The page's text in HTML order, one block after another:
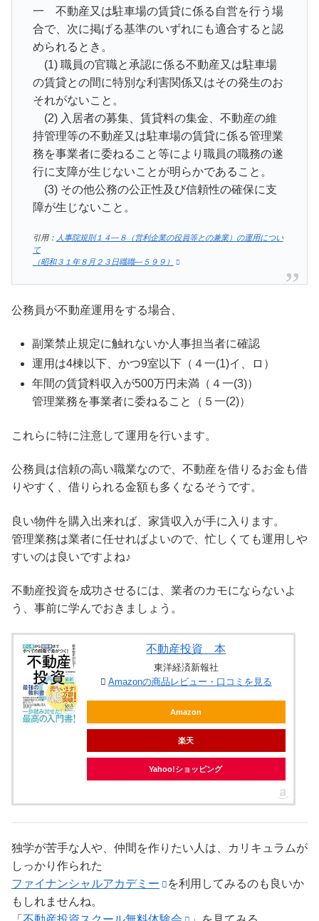
一 不動産又は駐車場の賃貸に係る自営を行う場
合で、次に掲げる基準のいずれにも適合すると認
められるとき。
(1) 職員の官職と承認に係る不動産又は駐車場
の賃貸との間に特別な利害関係又はその発生のお
それがないこと。
(2) 入居者の募集、賃貸料の集金、不動産の維
持管理等の不動産又は駐車場の賃貸に係る管理業
務を事業者に委ねること等により職員の職務の遂
行に支障が生じないことが明らかであること。
(3) その他公務の公正性及び信頼性の確保に支
障が生じないこと。
引用： 人事院規則１４―８（営利企業の役員等との兼業）の運用につい
て
（昭和３１年８月２３日職職―５９９）
公務員が不動産運用をする場合、
副業禁止規定に触れないか人事担当者に確認
運用は4棟以下、かつ9室以下（４一(1)イ、ロ）
年間の賃貸料収入が500万円未満（４一(3)）
管理業務を事業者に委ねること（５一(2)）
これらに特に注意して運用を行います。
公務員は信頼の高い職業なので、不動産を借りるお金も借
りやすく、借りられる金額も多くなるそうです。
良い物件を購入出来れば、家賃収入が手に入ります。
管理業務は業者に任せればよいので、忙しくても運用しや
すいのは良いですよね♪
不動産投資を成功させるには、業者のカモにならないよ
う、事前に学んでおきましょう。
不動産投資 本
東洋経済新報社
Amazonの商品レビュー・口コミを見る
Amazon
楽天
Yahoo!ショッピング
独学が苦手な人や、仲間を作りたい人は、カリキュラムが
しっかり作られた
ファイナンシャルアカデミー
を利用してみるのも良いか
もしれませんね。